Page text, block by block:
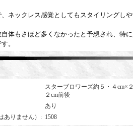
ネックレス感覚としてもスタイリングしや
体もさほど多くなかったと予想され、特に
。
スターブロワーズ約５・４cm×
２cm前後
あり
りません） : 1508